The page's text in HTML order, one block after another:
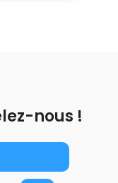
nous !